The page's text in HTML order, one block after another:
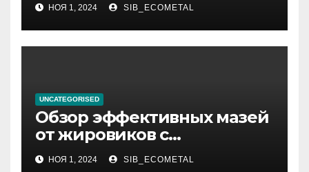
НОЯ 1, 2024 SIB_ECOMETAL
UNCATEGORISED
Обзор эффективных мазей
от жировиков с
рассасывающим эффектом
НОЯ 1, 2024 SIB_ECOMETAL